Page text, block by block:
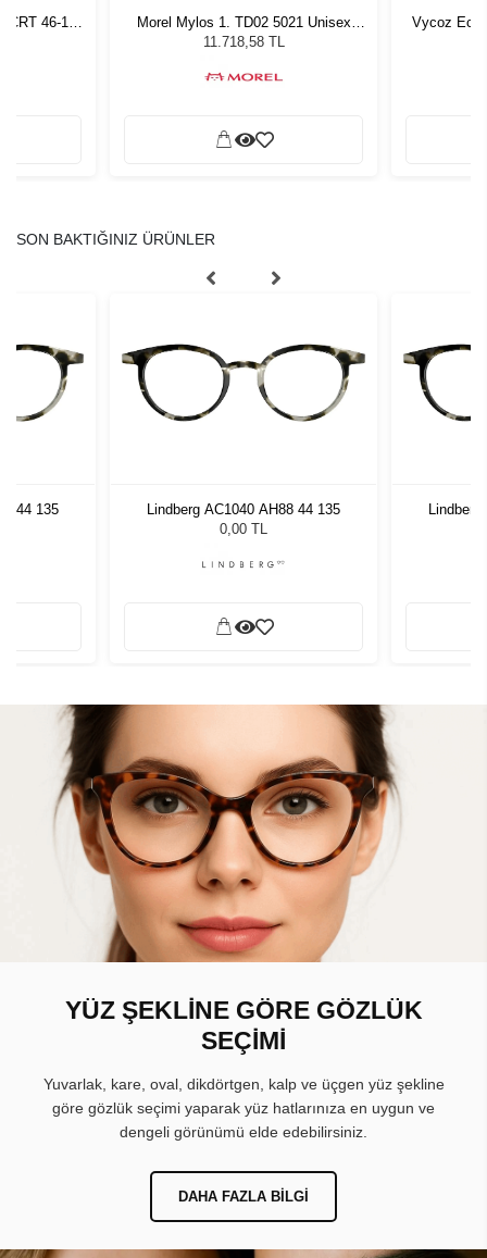
46-17
Morel Mylos 1. TD02 5021 Unisex
Güneş Gözlüğü
11.718,58 TL
Vycoz
SON BAKTIĞINIZ ÜRÜNLER
44 135
Lindberg AC1040 AH88 44 135
0,00 TL
YÜZ ŞEKLİNE GÖRE GÖZLÜK
SEÇİMİ
Yuvarlak, kare, oval, dikdörtgen, kalp ve üçgen yüz şekline
göre gözlük seçimi yaparak yüz hatlarınıza en uygun ve
dengeli görünümü elde edebilirsiniz.
DAHA FAZLA BILGI